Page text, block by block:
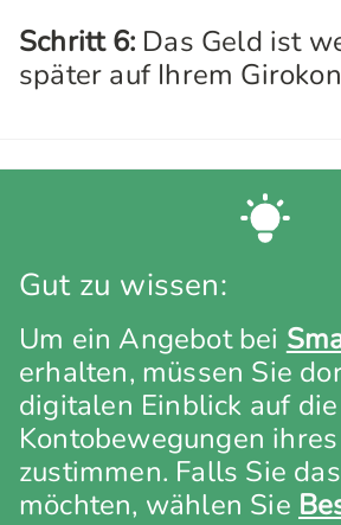
Schritt 6: Das Geld ist
später auf Ihrem
Gut zu wissen:
Um ein Angebot bei
erhalten, müssen Sie
digitalen Einblick auf die
Kontobewegungen
zustimmen. Falls Sie
möchten, wählen Sie